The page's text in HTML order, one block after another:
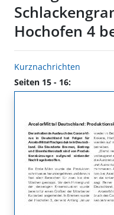
Hochofen 4
Kurznachrichten
Seiten 15 - 16: